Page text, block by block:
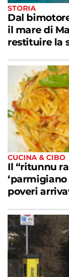
STORIA
Dal
il mare di
restituire la
CUCINA & CIBO
Il “ritunnu
poveri